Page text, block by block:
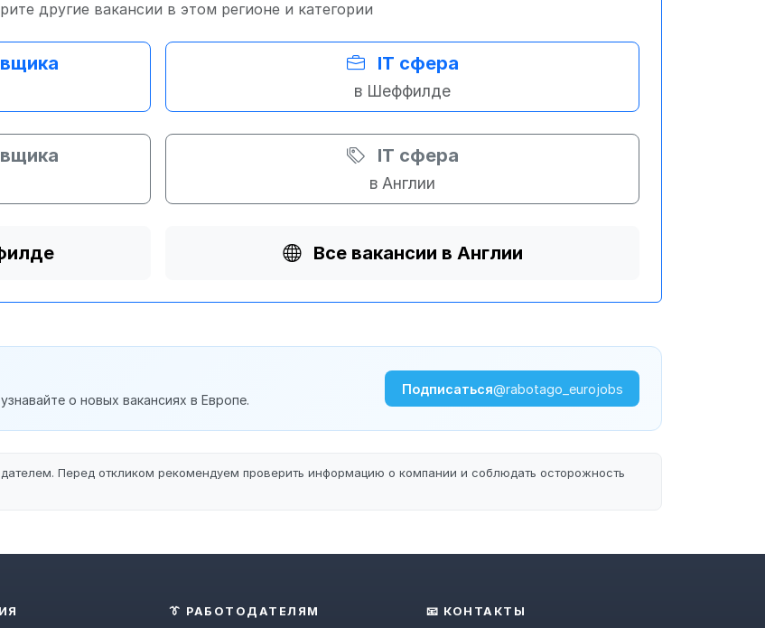
другие вакансии в этом регионе и категории
IT сфера
в Шеффилде
IT сфера
в Англии
Все вакансии в Англии
о новых вакансиях в Европе.
Подписаться@rabotago_eurojobs
Перед откликом рекомендуем проверить информацию о компании и соблюдать осторожность
👔 РАБОТОДАТЕЛЯМ 📧 КОНТАКТЫ